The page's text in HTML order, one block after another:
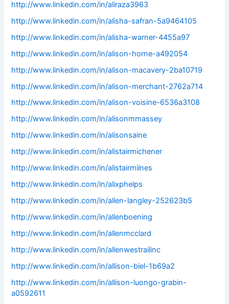
http://www.linkedin.com/in/aliraza3963
http://www.linkedin.com/in/alisha-safran-5a9464105
http://www.linkedin.com/in/alisha-warner-4455a97
http://www.linkedin.com/in/alison-horne-a492054
http://www.linkedin.com/in/alison-macavery-2ba10719
http://www.linkedin.com/in/alison-merchant-2762a714
http://www.linkedin.com/in/alison-voisine-6536a3108
http://www.linkedin.com/in/alisonmmassey
http://www.linkedin.com/in/alisonsaine
http://www.linkedin.com/in/alistairmichener
http://www.linkedin.com/in/alistairmilnes
http://www.linkedin.com/in/alixphelps
http://www.linkedin.com/in/allen-langley-252623b5
http://www.linkedin.com/in/allenboening
http://www.linkedin.com/in/allenmcclard
http://www.linkedin.com/in/allenwestrailinc
http://www.linkedin.com/in/allison-biel-1b69a2
http://www.linkedin.com/in/allison-luongo-grabin-
a0592611